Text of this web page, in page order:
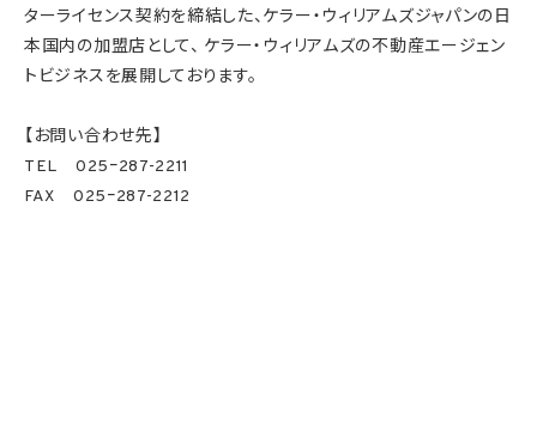
ターライセンス契約を締結した、ケラー・ウィリアムズジャパンの日
本国内の加盟店として、 ケラー・ウィリアムズの不動産エージェン
トビジネスを展開しております。
【お問い合わせ先】
TEL 025ｰ287-2211
FAX 025ｰ287-2212